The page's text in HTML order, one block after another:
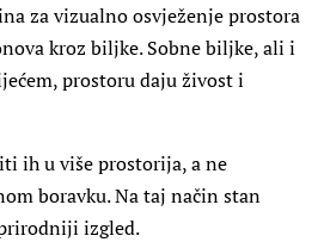
za vizualno osvježenje prostora
kroz biljke. Sobne biljke, ali i
prostoru daju živost i
ih u više prostorija, a ne
boravku. Na taj način stan
izgled.